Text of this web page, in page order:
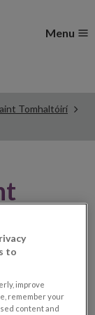
Menu
Tomhaltóirí
thomhaltóirí
to
improve
remember your
content and